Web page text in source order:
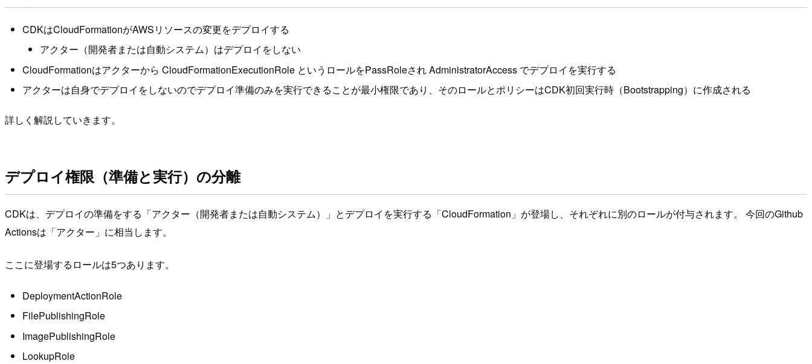
CDKはCloudFormationがAWSリソースの変更をデプロイする
アクター（開発者または自動システム）はデプロイをしない
CloudFormationはアクターから CloudFormationExecutionRole というロールをPassRoleされ AdministratorAccess でデプロイを実行する
アクターは自身でデプロイをしないのでデプロイ準備のみを実行できることが最小権限であり、そのロールとポリシーはCDK初回実行時（Bootstrapping）に作成される
詳しく解説していきます。
デプロイ権限（準備と実行）の分離
CDKは、デプロイの準備をする「アクター（開発者または自動システム）」とデプロイを実行する「CloudFormation」が登場し、それぞれに別のロールが付与されます。 今回のGithub
Actionsは「アクター」に相当します。
ここに登場するロールは5つあります。
DeploymentActionRole
FilePublishingRole
ImagePublishingRole
LookupRole